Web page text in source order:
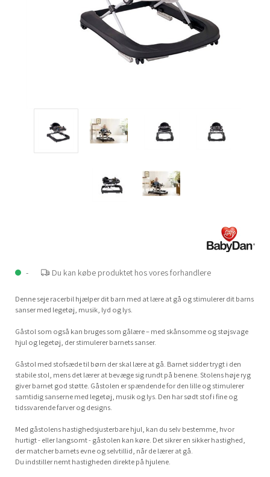
- Du kan købe produktet hos vores forhandlere
Denne seje racerbil hjælper dit barn med at lære at gå og stimulerer dit barns
sanser med legetøj, musik, lyd og lys.
Gåstol som også kan bruges som gålære – med skånsomme og støjsvage
hjul og legetøj, der stimulerer barnets sanser.
Gåstol med stofsæde til børn der skal lære at gå. Barnet sidder trygt i den
stabile stol, mens det lærer at bevæge sig rundt på benene. Stolens høje ryg
giver barnet god støtte. Gåstolen er spændende for den lille og stimulerer
samtidig sanserne med legetøj, musik og lys. Den har sødt stof i fine og
tidssvarende farver og designs.
Med gåstolens hastighedsjusterbare hjul, kan du selv bestemme, hvor
hurtigt - eller langsomt - gåstolen kan køre. Det sikrer en sikker hastighed,
der matcher barnets evne og selvtillid, når de lærer at gå.
Du indstiller nemt hastigheden direkte på hjulene.